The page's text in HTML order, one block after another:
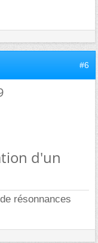
#6
d'un
résonnances